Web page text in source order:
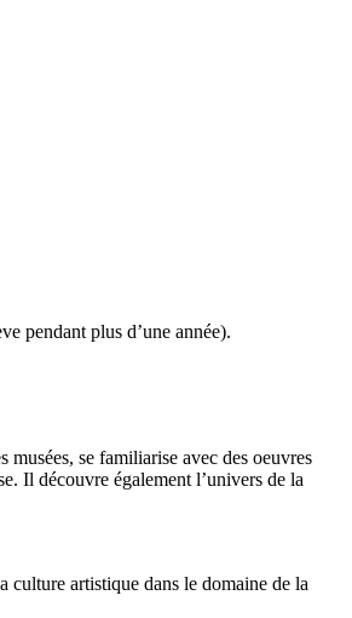
pendant plus d’une année).
musées, se familiarise avec des oeuvres
Il découvre également l’univers de la
culture artistique dans le domaine de la